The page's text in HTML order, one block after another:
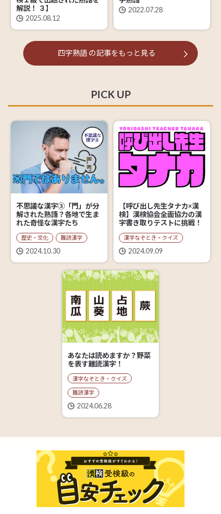
解説！ ３】
2025.08.12
2022.07.28
四字熟語 の記事をもっと見る
PICK UP
不思議な漢字③「門」が分
解された熟語？各地で生ま
れた奇怪な漢字たち
歴史・文化 難読漢字
2024.10.30
【呼び出し先生タナカ×漢
検】漢検協会全面協力の漢
字書き取りテストに挑戦！
漢字なぞとき・クイズ
2024.09.09
あなたは読めますか？野菜
を表す難読漢字！
漢字なぞとき・クイズ
難読漢字
2024.06.28